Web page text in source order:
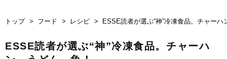
トップ フード レシピ ESSE読者が選ぶ“神”冷凍食品。チャーハ
ESSE読者が選ぶ“神”冷凍食品。チャーハ